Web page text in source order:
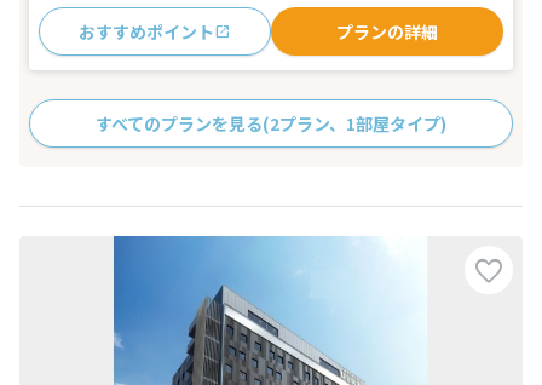
おすすめポイント プランの詳細
すべてのプランを見る(2プラン、1部屋タイプ)